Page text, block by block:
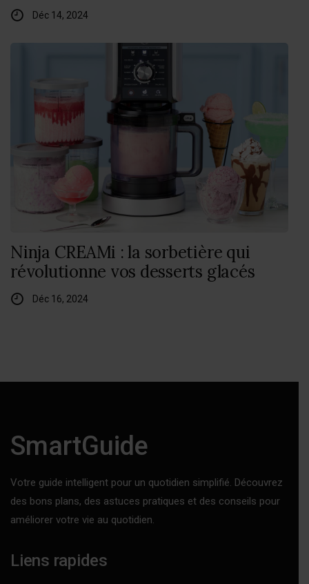
Déc 14, 2024
Ninja CREAMi : la sorbetière qui
révolutionne vos desserts glacés
Déc 16, 2024
SmartGuide
Votre guide intelligent pour un quotidien simplifié. Découvrez
des bons plans, des astuces pratiques et des conseils pour
améliorer votre vie au quotidien.
Liens rapides